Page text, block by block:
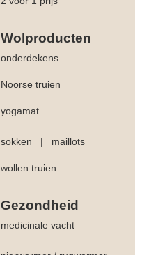
Wolproducten
onderdekens
Noorse truien
yogamat
sokken | maillots
wollen truien
Gezondheid
medicinale vacht